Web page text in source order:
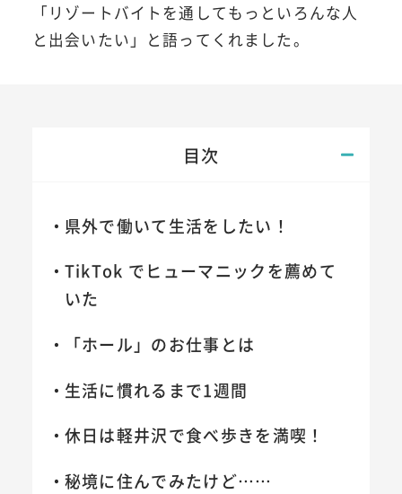
「リゾートバイトを通してもっといろんな人
と出会いたい」と語ってくれました。
目次
県外で働いて生活をしたい！
TikTok でヒューマニックを薦めて
いた
「ホール」のお仕事とは
生活に慣れるまで1週間
休日は軽井沢で食べ歩きを満喫！
秘境に住んでみたけど……